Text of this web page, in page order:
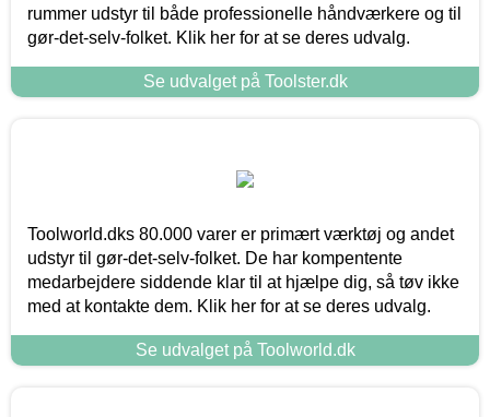
rummer udstyr til både professionelle håndværkere og til
gør-det-selv-folket. Klik her for at se deres udvalg.
Se udvalget på Toolster.dk
Toolworld.dks 80.000 varer er primært værktøj og andet
udstyr til gør-det-selv-folket. De har kompentente
medarbejdere siddende klar til at hjælpe dig, så tøv ikke
med at kontakte dem. Klik her for at se deres udvalg.
Se udvalget på Toolworld.dk